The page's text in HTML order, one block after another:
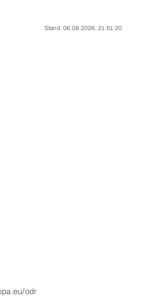
Stand: 06.08.2026, 21:51:20
odr